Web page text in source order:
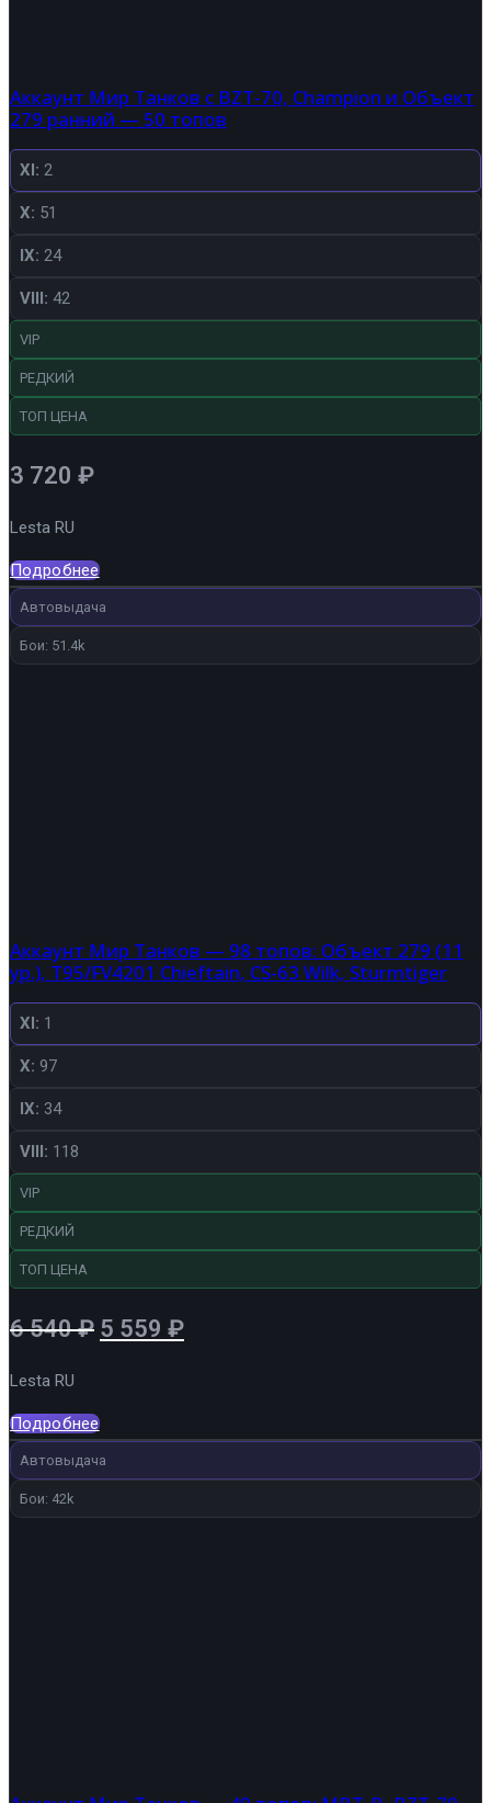
Аккаунт Мир Танков с BZT-70, Champion и Объект
279 ранний — 50 топов
XI: 2
X: 51
IX: 24
VIII: 42
VIP
РЕДКИЙ
ТОП ЦЕНА
3 720 ₽
Lesta RU
Подробнее
Автовыдача
Бои: 51.4k
Аккаунт Мир Танков — 98 топов: Объект 279 (11
ур.), T95/FV4201 Chieftain, CS-63 Wilk, Sturmtiger
XI: 1
X: 97
IX: 34
VIII: 118
VIP
РЕДКИЙ
ТОП ЦЕНА
6 540₽ Первоначальная
6
540 ₽.
5 559 ₽Текущая
Lesta RU
Подробнее
Автовыдача
Бои: 42k